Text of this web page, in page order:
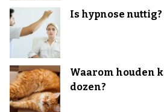
Is hypnose nuttig?
Waarom houden
dozen?